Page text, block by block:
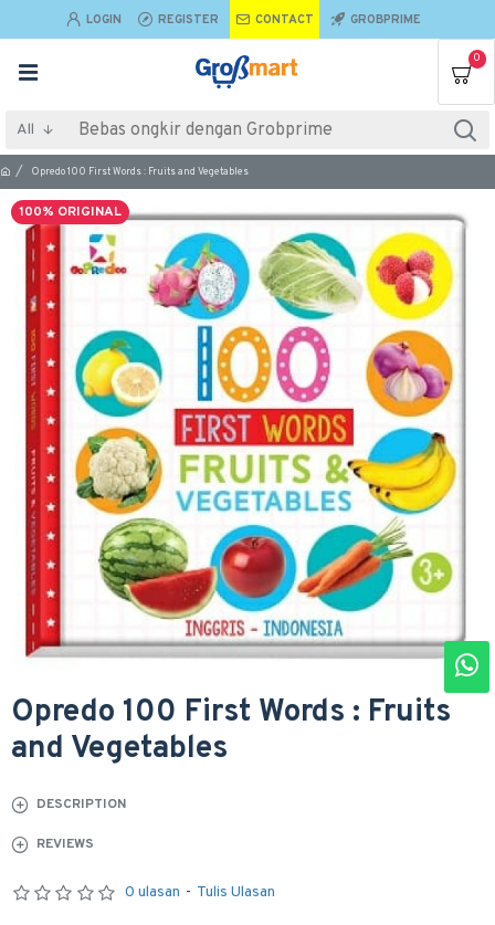
LOGIN REGISTER CONTACT GROBPRIME
0
All
Opredo 100 First Words : Fruits and Vegetables
100% ORIGINAL
Opredo 100 First Words : Fruits
and Vegetables
DESCRIPTION
REVIEWS
0 ulasan - Tulis Ulasan